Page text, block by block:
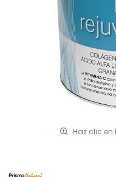
Haz clic